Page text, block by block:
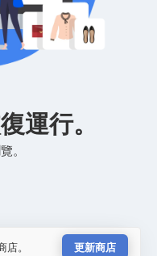
運行。
。
。 更新商店